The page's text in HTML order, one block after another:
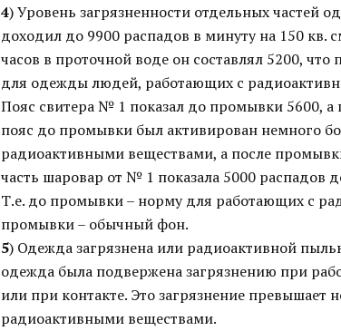
4) Уровень загрязненности отдельных частей
доходил до 9900 распадов в минуту на 150 кв.
часов в проточной воде он составлял 5200,
для одежды людей, работающих с
Пояс свитера № 1 показал до промывки 5600, а
пояс до промывки был активирован немного
радиоактивными веществами, а после
часть шаровар от № 1 показала 5000
Т.е. до промывки – норму для работающих с
промывки – обычный фон.
5) Одежда загрязнена или радиоактивной
одежда была подвержена загрязнению при
или при контакте. Это загрязнение
радиоактивными веществами.